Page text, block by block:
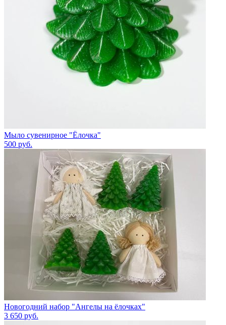
Мыло сувенирное "Ёлочка"
500 руб.
Новогодний набор "Ангелы на ёлочках"
3 650 руб.